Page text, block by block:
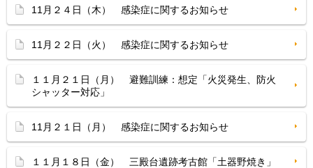
11月２４日（木） 感染症に関するお知らせ
11月２２日（火） 感染症に関するお知らせ
１１月２１日（月） 避難訓練：想定「火災発生、防火
シャッター対応」
11月２１日（月） 感染症に関するお知らせ
１１月１８日（金） 三殿台遺跡考古館「土器野焼き」